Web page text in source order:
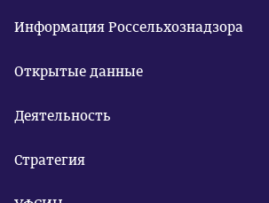
Информация Россельхознадзора
Открытые данные
Деятельность
Стратегия